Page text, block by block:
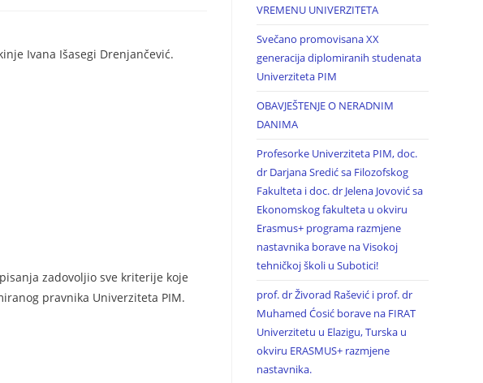
Ivana Išasegi Drenjančević.
zadovoljio sve kriterije koje
pravnika Univerziteta PIM.
VREMENU UNIVERZITETA
Svečano promovisana XX
generacija diplomiranih studenata
Univerziteta PIM
OBAVJEŠTENJE O NERADNIM
DANIMA
Profesorke Univerziteta PIM, doc.
dr Darjana Sredić sa Filozofskog
Fakulteta i doc. dr Jelena Jovović sa
Ekonomskog fakulteta u okviru
Erasmus+ programa razmjene
nastavnika borave na Visokoj
tehničkoj školi u Subotici!
prof. dr Živorad Rašević i prof. dr
Muhamed Ćosić borave na FIRAT
Univerzitetu u Elazigu, Turska u
okviru ERASMUS+ razmjene
nastavnika.